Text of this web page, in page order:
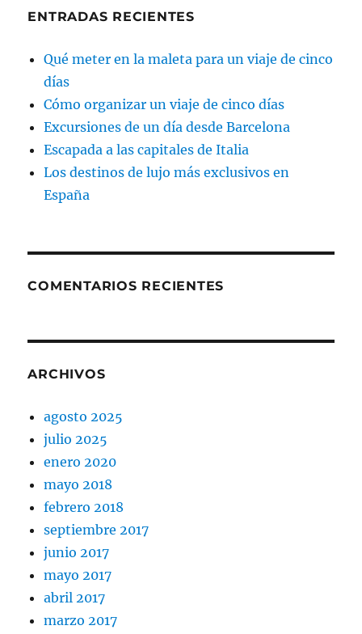
ENTRADAS RECIENTES
Qué meter en la maleta para un viaje de cinco
días
Cómo organizar un viaje de cinco días
Excursiones de un día desde Barcelona
Escapada a las capitales de Italia
Los destinos de lujo más exclusivos en
España
COMENTARIOS RECIENTES
ARCHIVOS
agosto 2025
julio 2025
enero 2020
mayo 2018
febrero 2018
septiembre 2017
junio 2017
mayo 2017
abril 2017
marzo 2017